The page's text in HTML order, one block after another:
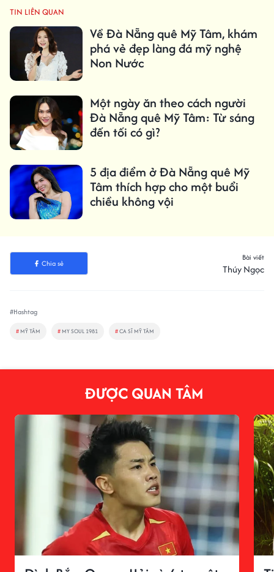
TIN LIÊN QUAN
Về Đà Nẵng quê Mỹ Tâm, khám
phá vẻ đẹp làng đá mỹ nghệ
Non Nước
Một ngày ăn theo cách người
Đà Nẵng quê Mỹ Tâm: Từ sáng
đến tối có gì?
5 địa điểm ở Đà Nẵng quê Mỹ
Tâm thích hợp cho một buổi
chiều không vội
Chia sẻ
Bài viết
Thúy Ngọc
#Hashtag
# MỸ TÂM # MY SOUL 1981 #CA SĨ MỸ TÂM
ĐƯỢC QUAN TÂM